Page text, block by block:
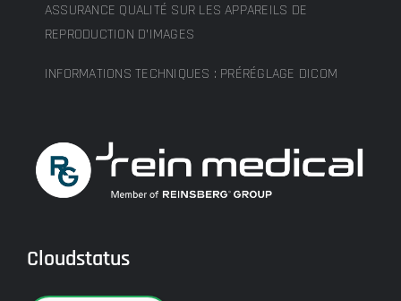
ASSURANCE QUALITÉ SUR LES APPAREILS DE
REPRODUCTION D’IMAGES
INFORMATIONS TECHNIQUES : PRÉRÉGLAGE DICOM
Cloudstatus